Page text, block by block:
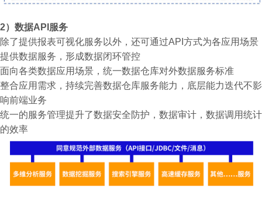
2） 数据API服务
除了提供报表可视化服务以外，还可通过API方式为各应用场景
提供数据服务，形成数据闭环管控
面向各类数据应用场景，统一数据仓库对外数据服务标准
整合应用需求，持续完善数据仓库服务能力，底层能力迭代不影
响前端业务
统一的服务管理提升了数据安全防护，数据审计，数据调用统计
的效率